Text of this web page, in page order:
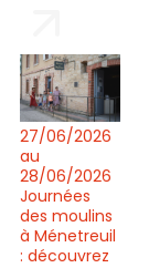
27/06/2026
au
28/06/2026
Journées
des moulins
à Ménetreuil
: découvrez